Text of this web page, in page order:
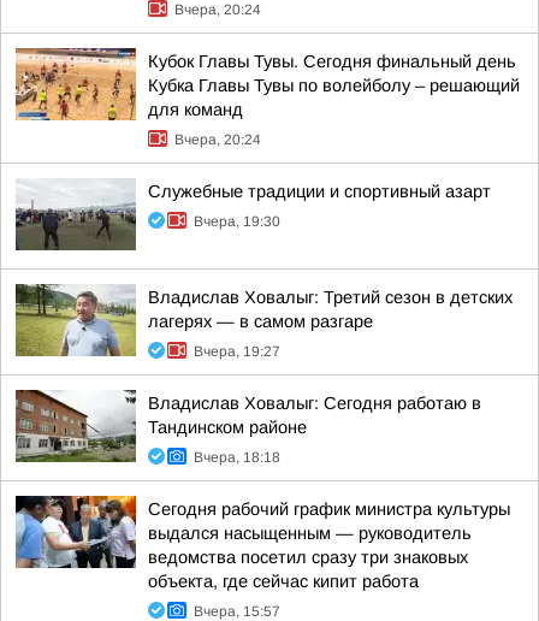
Вчера, 20:24
Кубок Главы Тувы. Сегодня финальный день
Кубка Главы Тувы по волейболу – решающий
для команд
Вчера, 20:24
Служебные традиции и спортивный азарт
Вчера, 19:30
Владислав Ховалыг: Третий сезон в детских
лагерях — в самом разгаре
Вчера, 19:27
Владислав Ховалыг: Сегодня работаю в
Тандинском районе
Вчера, 18:18
Сегодня рабочий график министра культуры
выдался насыщенным — руководитель
ведомства посетил сразу три знаковых
объекта, где сейчас кипит работа
Вчера, 15:57